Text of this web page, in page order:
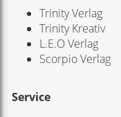
Trinity Verlag
Trinity Kreativ
L.E.O Verlag
Scorpio Verlag
Service